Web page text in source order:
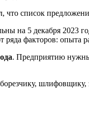
что список
на 5 декабря
факторов:
. Предприятию нужны